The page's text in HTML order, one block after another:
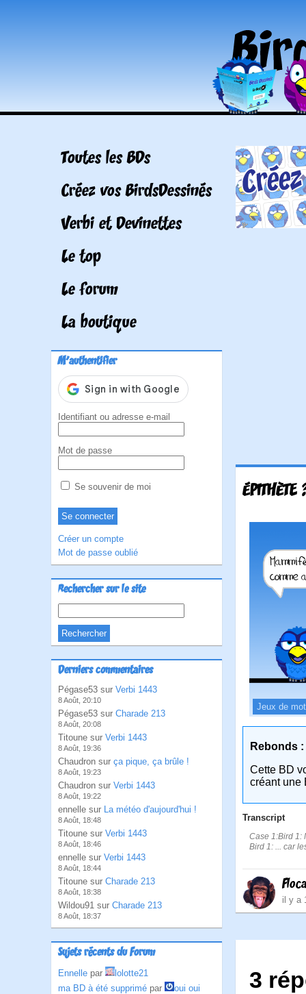
Toutes les BDs
Créez vos BirdsDessinés
Verbi et Devinettes
Le top
Le forum
La boutique
M'authentifier
Identifiant ou adresse e-mail
Mot de passe
Se souvenir de moi
Créer un compte
Mot de passe oublié
Rechercher sur le site
Derniers commentaires
Pégase53 sur Verbi 1443
8 Août, 20:10
Pégase53 sur Charade 213
8 Août, 20:08
Titoune sur Verbi 1443
8 Août, 19:36
Chaudron sur ça pique, ça brûle !
8 Août, 19:23
Chaudron sur Verbi 1443
8 Août, 19:22
ennelle sur La météo d'aujourd'hui !
8 Août, 18:48
Titoune sur Verbi 1443
8 Août, 18:46
ennelle sur Verbi 1443
8 Août, 18:44
Titoune sur Charade 213
8 Août, 18:38
Wildou91 sur Charade 213
8 Août, 18:37
Sujets récents du Forum
Ennelle par
lolotte21
ma BD à été supprimé par
oui oui
ÉPITHÈTE
Jeux de
Rebonds :
Cette BD
créant une
Transcript
Case 1:Bird 1:
Bird 1: ... car
il y a
3